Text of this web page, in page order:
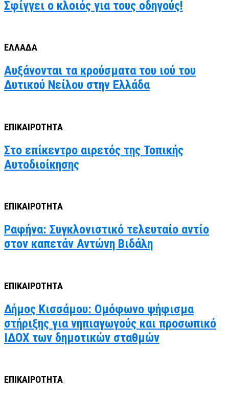
Σφίγγει ο κλοιός για τους οδηγούς!
ΕΛΛΑΔΑ
Αυξάνονται τα κρούσματα του ιού του
Δυτικού Νείλου στην Ελλάδα
ΕΠΙΚΑΙΡΟΤΗΤΑ
Στο επίκεντρο αιρετός της Τοπικής
Αυτοδιοίκησης
ΕΠΙΚΑΙΡΟΤΗΤΑ
Ραφήνα: Συγκλονιστικό τελευταίο αντίο
στον καπετάν Αντώνη Βιδάλη
ΕΠΙΚΑΙΡΟΤΗΤΑ
Δήμος Κισσάμου: Ομόφωνο ψήφισμα
στήριξης για νηπιαγωγούς και προσωπικό
ΙΔΟΧ των δημοτικών σταθμών
ΕΠΙΚΑΙΡΟΤΗΤΑ